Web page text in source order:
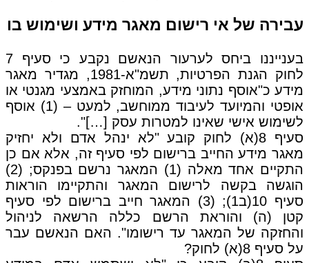
עבירה של אי רישום מאגר מידע ושימוש בו
בענייננו ביחס לערעור הנאשם נקבע כי סעיף 7
לחוק הגנת הפרטיות, תשמ"א-1981, מגדיר מאגר
מידע כ"אוסף נתוני מידע, המוחזק באמצעי מגנטי או
אופטי והמיועד לעיבוד ממוחשב, למעט – (1) אוסף
לשימוש אישי שאינו למטרות עסק […]".
סעיף 8(א) לחוק קובע "לא ינהל אדם ולא יחזיק
מאגר מידע החייב ברישום לפי סעיף זה, אלא אם כן
התקיים אחד מאלה (1) המאגר נרשם בפנקס; (2)
הוגשה בקשה לרישום המאגר והתקיימו הוראות
סעיף 10(ב1); (3) המאגר חייב ברישום לפי סעיף
קטן (ה) והוראת הרשם כללה הרשאה לניהול
והחזקה של המאגר עד רישומו". האם הנאשם עבר
על סעיף 8(א) לחוק?